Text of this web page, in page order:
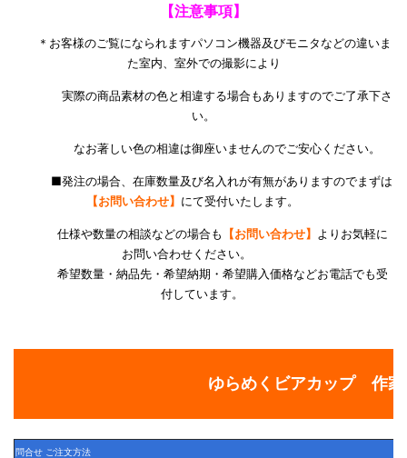
【注意事項】
＊お客様のご覧になられますパソコン機器及びモニタなどの違いま
た室内、室外での撮影により
実際の商品素材の色と相違する場合もありますのでご了承下さ
い。
なお著しい色の相違は御座いませんのでご安心ください。
■発注の場合、在庫数量及び名入れが有無がありますのでまずは
【お問い合わせ】 にて受付いたします。
仕様や数量の相談などの場合も 【お問い合わせ】
よりお気軽に
お問い合わせください。
希望数量・納品先・希望納期・希望購入価格などお電話でも受
付しています。
ゆらめくビアカップ 作家
問合せ ご注文方法